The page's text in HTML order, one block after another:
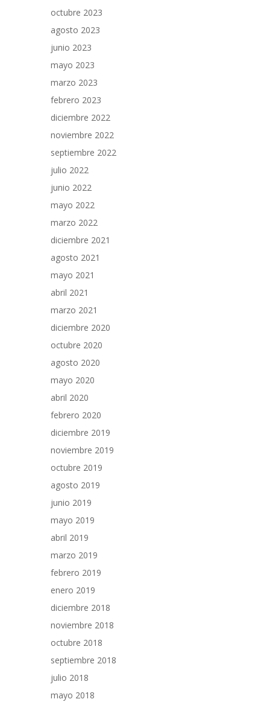
octubre 2023
agosto 2023
junio 2023
mayo 2023
marzo 2023
febrero 2023
diciembre 2022
noviembre 2022
septiembre 2022
julio 2022
junio 2022
mayo 2022
marzo 2022
diciembre 2021
agosto 2021
mayo 2021
abril 2021
marzo 2021
diciembre 2020
octubre 2020
agosto 2020
mayo 2020
abril 2020
febrero 2020
diciembre 2019
noviembre 2019
octubre 2019
agosto 2019
junio 2019
mayo 2019
abril 2019
marzo 2019
febrero 2019
enero 2019
diciembre 2018
noviembre 2018
octubre 2018
septiembre 2018
julio 2018
mayo 2018